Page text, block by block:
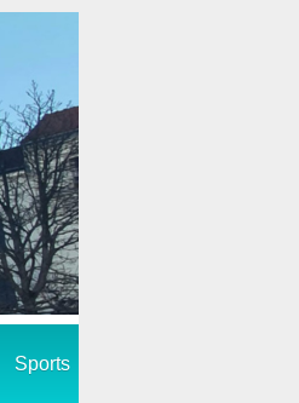
Sports